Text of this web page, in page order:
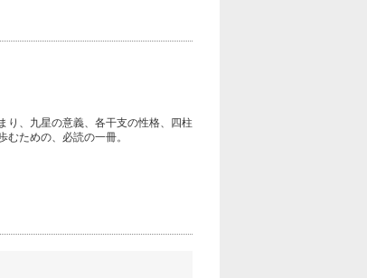
り、九星の意義、各干支の性格、四柱
ための、必読の一冊。